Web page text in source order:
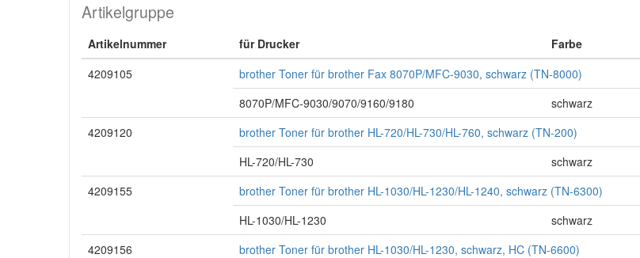
Artikelgruppe
Artikelnummer für Drucker Farbe
4209105
brother Toner für brother Fax 8070P/MFC-9030, schwarz (TN-8000)
8070P/MFC-9030/9070/9160/9180
schwarz
4209120
brother Toner für brother HL-720/HL-730/HL-760, schwarz (TN-200)
HL-720/HL-730
schwarz
4209155
brother Toner für brother HL-1030/HL-1230/HL-1240, schwarz (TN-6300)
HL-1030/HL-1230
schwarz
4209156
brother Toner für brother HL-1030/HL-1230, schwarz, HC (TN-6600)